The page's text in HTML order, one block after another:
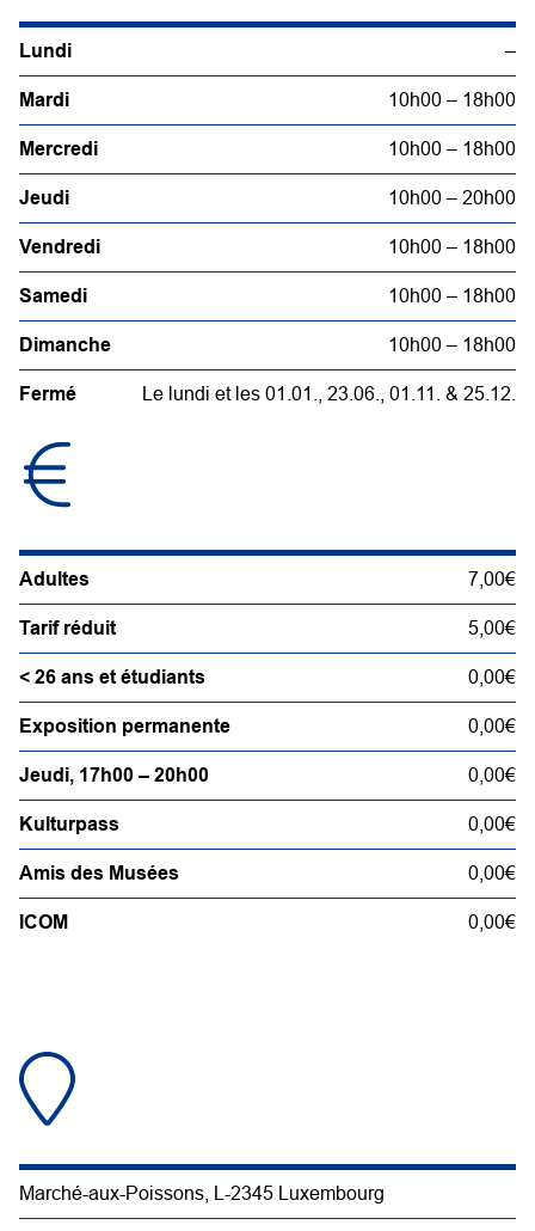
Lundi –
Mardi 10h00 – 18h00
Mercredi 10h00 – 18h00
Jeudi 10h00 – 20h00
Vendredi 10h00 – 18h00
Samedi 10h00 – 18h00
Dimanche 10h00 – 18h00
Fermé Le lundi et les 01.01., 23.06., 01.11. & 25.12.
Adultes 7,00€
Tarif réduit 5,00€
< 26 ans et étudiants 0,00€
Exposition permanente 0,00€
Jeudi, 17h00 – 20h00 0,00€
Kulturpass 0,00€
Amis des Musées 0,00€
ICOM 0,00€
Marché-aux-Poissons, L-2345 Luxembourg